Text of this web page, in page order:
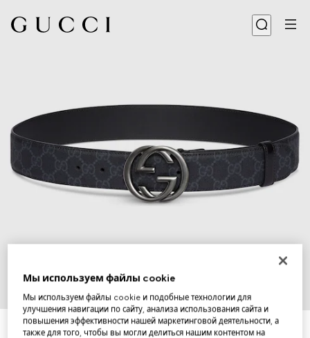
4
Ремень с орнаментом GG и пряжкой в виде букв G
Мы используем файлы cookie
Мы используем файлы cookie и подобные технологии для
улучшения навигации по сайту, анализа использования сайта и
повышения эффективности нашей маркетинговой деятельности, а
также для того, чтобы вы могли делиться нашим контентом на